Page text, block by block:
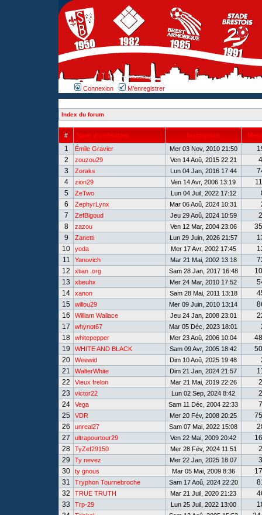
Connexion M’enregistrer
Index du forum
# Nom d’utilisateur Inscription
1 Émile Gravier Mer 03 Nov, 2010 21:50
2
zouzou29 Ven 14 Aoû, 2015 22:21
3
Zoraks Lun 04 Jan, 2016 17:44
4
zion29 Ven 14 Avr, 2006 13:19
5
ZeTwo Lun 04 Juil, 2022 17:12
6
ZephyrLynx Mar 06 Aoû, 2024 10:31
7
ZefBigoud Jeu 29 Aoû, 2024 10:59
8
zazou Ven 12 Mar, 2004 23:06
9
Zanetti Lun 29 Juin, 2026 21:57
10
yoda Mer 17 Avr, 2002 17:45
11
Yanovich Mar 21 Mai, 2002 13:18
12
xtian .org Sam 28 Jan, 2017 16:48
13
xbeuhx Mer 24 Mar, 2010 17:52
14
xanon Sam 28 Mai, 2011 13:18
15
willou29 Mer 09 Juin, 2010 13:14
16
William Wallace Jeu 24 Jan, 2008 23:01
17
whynot67 Mar 05 Déc, 2023 18:01
18
whitepepper Mer 23 Aoû, 2006 10:04
19
WHITE AND BLACK Sam 09 Avr, 2005 18:42
20
Weewid Dim 10 Aoû, 2025 19:48
21
WalterWhite Dim 21 Jan, 2024 21:57
22
Vieux frelon Mar 21 Mai, 2019 22:26
23
victor22 Lun 02 Sep, 2024 8:42
24
Vega Sam 11 Déc, 2004 22:33
25
VDR Mer 20 Fév, 2008 20:25
26
unreal27 Sam 07 Mai, 2022 15:08
27
ultrapourtour29 Ven 22 Mai, 2009 20:42
28
TyZef29150 Mer 28 Fév, 2024 11:51
29
Ty nevez Mer 22 Jan, 2025 18:07
30
ty gnous Mar 05 Mai, 2009 8:36
31
Tryphon Tournebroche Sam 17 Aoû, 2024 22:20
32
TRUE TRUTH Mar 21 Juil, 2020 21:23
33
Trp-29 Lun 25 Juil, 2022 13:00